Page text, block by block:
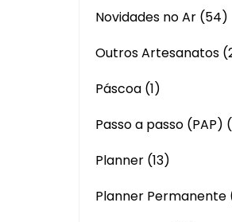
Novidades no Ar (54)
Outros Artesanatos
Páscoa (1)
Passo a passo (PAP)
Planner (13)
Planner Permanente